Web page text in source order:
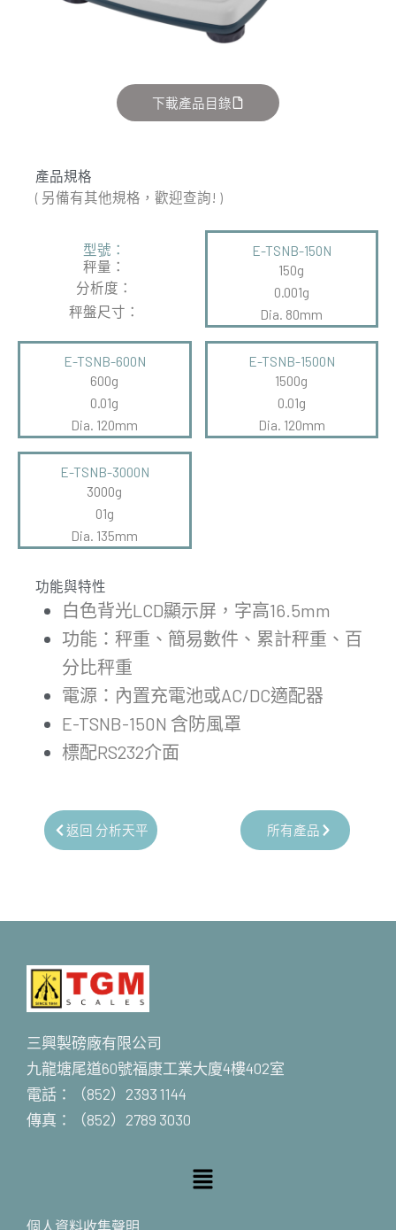
下載產品目錄
產品規格
( 另備有其他規格，歡迎查詢! )
型號：
秤量：
分析度：
秤盤尺寸：
E-TSNB-150N
150g
0.001g
Dia. 80mm
E-TSNB-600N
600g
0.01g
Dia. 120mm
E-TSNB-1500N
1500g
0.01g
Dia. 120mm
E-TSNB-3000N
3000g
01g
Dia. 135mm
功能與特性
白色背光LCD顯示屏，字高16.5mm
功能：秤重、簡易數件、累計秤重、百
分比秤重
電源：內置充電池或AC/DC適配器
E-TSNB-150N 含防風罩
標配RS232介面
返回 分析天平 所有產品
三興製磅廠有限公司
九龍塘尾道60號福康工業大廈4樓402室
電話：（852）2393 1144
傳真：（852）2789 3030
Menu
個人資料收集聲明